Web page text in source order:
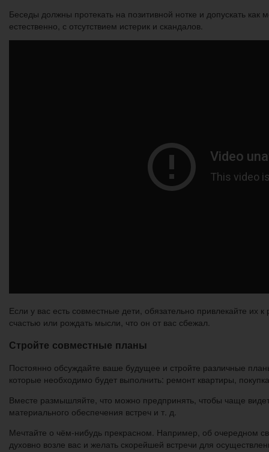
Беседы должны протекать на позитивной нотке и допускать
естественно, с отсутствием истерик и скандалов.
Если у вас есть совместные дети, обязательно привлекайте
счастью или рождать мысли, что он от вас сбежал.
Стройте совместные планы
Постоянно обсуждайте ваше будущее и стройте различные
которые необходимо будет выполнить: ремонт квартиры,
Вместе размышляйте, что можно предпринять, чтобы чаще
материального обеспечения встреч и т. д.
Мечтайте о чём-нибудь прекрасном. Например, об очередном
духовно возле вас и желать скорейшей встречи для